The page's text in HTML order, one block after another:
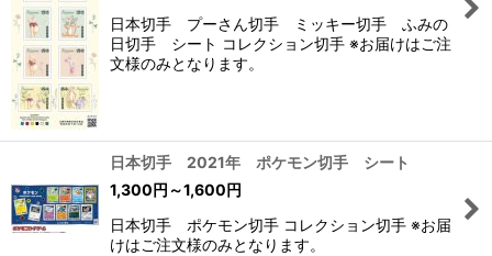
日本切手 プーさん切手 ミッキー切手 ふみの
日切手 シート コレクション切手 ※お届けはご注
文様のみとなります。
日本切手 2021年 ポケモン切手 シート
1,300円 ～1,600円
日本切手 ポケモン切手 コレクション切手 ※お届
けはご注文様のみとなります。